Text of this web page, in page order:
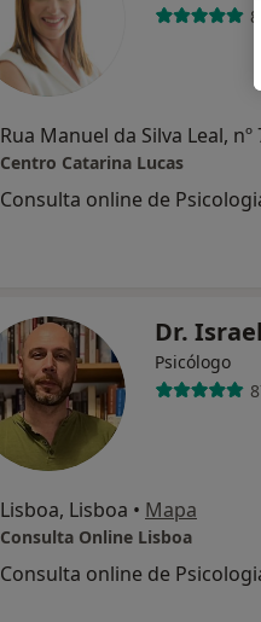
Rua Manuel da Silva Leal, nº
Centro Catarina Lucas
Consulta online de
Dr.
Psicólogo
Lisboa, Lisboa • Mapa
Consulta Online Lisboa
Consulta online de